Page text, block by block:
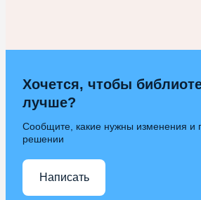
Хочется, чтобы
лучше?
Сообщите, какие нужны изменения и
решении
Написать